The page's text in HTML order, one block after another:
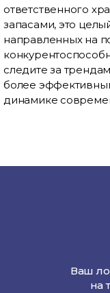
ответственного
запасами, это
направленных на
следите за
более
динамике
Ваш
на